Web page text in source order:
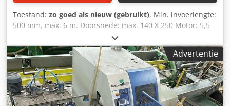
Toestand: zo goed als nieuw (gebruikt), Min. invoerlengte:
500 mm, max. 6 m. Doorsnede: max. 140 X 250 Motor: 5,5
kW Dedpfx Afor A Et Tonsck Zaagslag servo zwenkarm
Aanvoer door middel van rollen, 6 stuks boven, 6 stuks
onder CNC-besturing Maxi 8.0 1 X sorteren per 11,5 m
Machine wordt naar wens ingesteld
Advertentie